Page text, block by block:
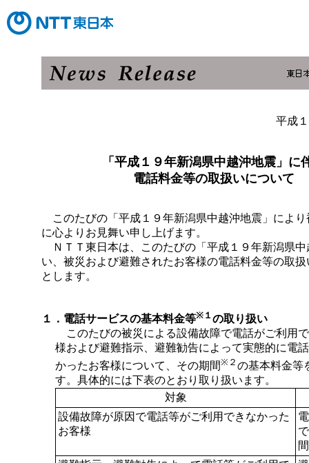
平成
「平成１９年新潟県中越沖地震」に
電話料金等の取扱いについて
このたびの「平成１９年新潟県中越沖地震」により
に心よりお見舞い申し上げます。
ＮＴＴ東日本は、このたびの「平成１９年新潟県中
い、被災および避難されたお客様の電話料金等の取
とします。
１．電話サービスの基本料金等※１の取り扱い
このたびの被災による設備故障で電話がご利用
様および避難指示、避難勧告によって実態的に電
かったお客様について、その期間※２ の基本料金等
す。具体的には下表のとおり取り扱います。
対象
設備故障が原因で電話等がご利用できなかった
お客様
間